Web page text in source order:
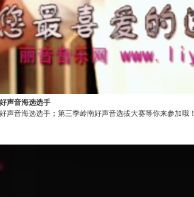
声音海选选手
声音海选选手；第三季岭南好声音选拔大赛等你来参加哦！